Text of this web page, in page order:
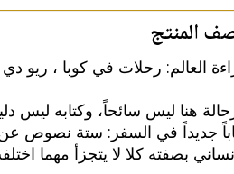
المنتج
العالم: رحلات في كوبا ، ريو
هنا ليس سائحاً، وكتابه ليس
جديداً في السفر: ستة نصوص
بصفته كلا لا يتجزأ مهما